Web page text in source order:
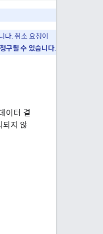
다. 취소 요청이
구될 수 있습니다
이터 결
되지 않